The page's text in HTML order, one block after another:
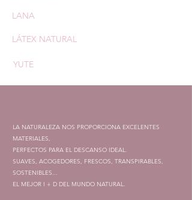
LANA
LÁTEX NATURAL
YUTE
LA NATURALEZA NOS PROPORCIONA EXCELENTES
MATERIALES,
PERFECTOS PARA EL DESCANSO IDEAL.
SUAVES, ACOGEDORES, FRESCOS, TRANSPIRABLES,
SOSTENIBLES...
EL MEJOR I + D DEL MUNDO NATURAL.